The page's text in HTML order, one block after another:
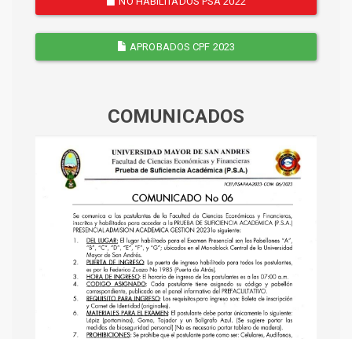
APROBADOS CPF 2023
COMUNICADOS